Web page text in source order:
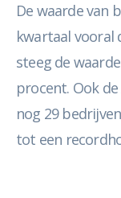
De waarde van
kwartaal vooral
steeg de
procent. Ook de
nog 29
tot een